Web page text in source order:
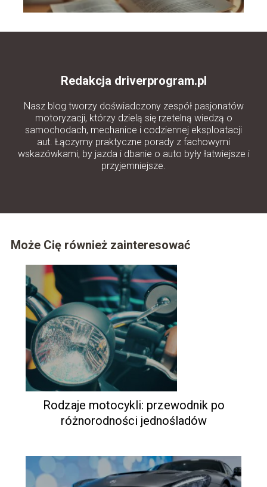
Redakcja driverprogram.pl
Nasz blog tworzy doświadczony zespół pasjonatów
motoryzacji, którzy dzielą się rzetelną wiedzą o
samochodach, mechanice i codziennej eksploatacji
aut. Łączymy praktyczne porady z fachowymi
wskazówkami, by jazda i dbanie o auto były łatwiejsze i
przyjemniejsze.
Może Cię również zainteresować
Rodzaje motocykli: przewodnik po
różnorodności jednośladów